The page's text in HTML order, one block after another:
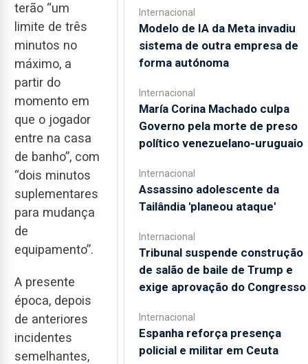
terão “um
limite de três
minutos no
máximo, a
partir do
momento em
que o jogador
entre na casa
de banho”, com
“dois minutos
suplementares
para mudança
de
equipamento”.
A presente
época, depois
de anteriores
incidentes
semelhantes,
Internacional
Modelo de IA da Meta invadiu
sistema de outra empresa de
forma autónoma
Internacional
María Corina Machado culpa
Governo pela morte de preso
político venezuelano-uruguaio
Internacional
Assassino adolescente da
Tailândia 'planeou ataque'
Internacional
Tribunal suspende construção
de salão de baile de Trump e
exige aprovação do Congresso
Internacional
Espanha reforça presença
policial e militar em Ceuta